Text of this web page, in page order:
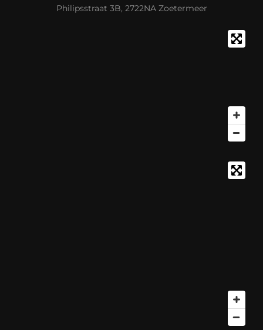
Philipsstraat 3B, 2722NA Zoetermeer